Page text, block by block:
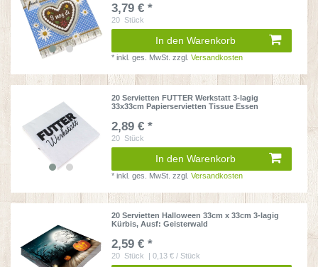
3,79 € *
20 Stück
In den Warenkorb
*inkl. ges. MwSt. zzgl.Versandkosten
20 Servietten FUTTER Werkstatt 3-lagig
33x33cm Papierservietten Tissue Essen
2,89 € *
20 Stück
In den Warenkorb
*inkl. ges. MwSt. zzgl.Versandkosten
20 Servietten Halloween 33cm x 33cm 3-lagig
Kürbis, Ausf: Geisterwald
2,59 € *
20 Stück | 0,13 € / Stück